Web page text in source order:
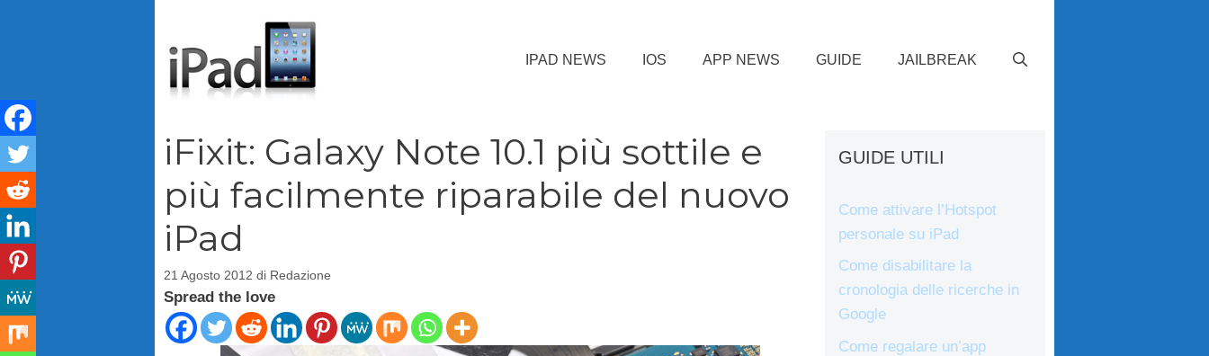
IPAD NEWS IOS APP NEWS GUIDE JAILBREAK
iFixit: Galaxy Note 10.1 più sottile e
più facilmente riparabile del nuovo
iPad
21 Agosto 2012 di Redazione
Spread the love
GUIDE UTILI
Come attivare l’Hotspot
personale su iPad
Come disabilitare la
cronologia delle ricerche in
Google
Come regalare un’app